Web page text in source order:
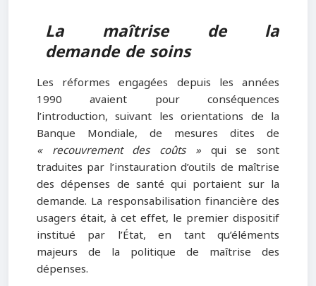
La maîtrise de la
demande de soins
Les réformes engagées depuis les années
1990 avaient pour conséquences
l’introduction, suivant les orientations de la
Banque Mondiale, de mesures dites de
« recouvrement des coûts »qui se sont
traduites par l’instauration d’outils de maîtrise
des dépenses de santé qui portaient sur la
demande. La responsabilisation financière des
usagers était, à cet effet, le premier dispositif
institué par l’État, en tant qu’éléments
majeurs de la politique de maîtrise des
dépenses.